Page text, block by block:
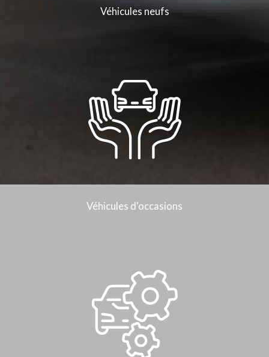
Véhicules neufs
Véhicules d'occasions